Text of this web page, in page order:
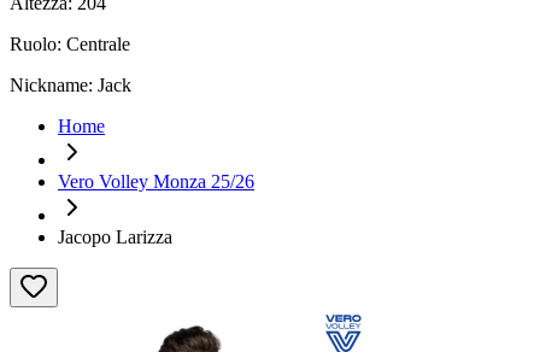
Ruolo: Centrale
Nickname: Jack
Home
Vero Volley Monza 25/26
Jacopo Larizza